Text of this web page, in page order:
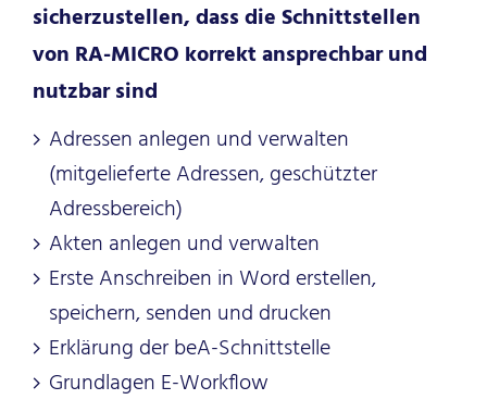
sicherzustellen, dass die Schnittstellen
von RA-MICRO korrekt ansprechbar und
nutzbar sind
Adressen anlegen und verwalten
(mitgelieferte Adressen, geschützter
Adressbereich)
Akten anlegen und verwalten
Erste Anschreiben in Word erstellen,
speichern, senden und drucken
Erklärung der beA-Schnittstelle
Grundlagen E-Workflow